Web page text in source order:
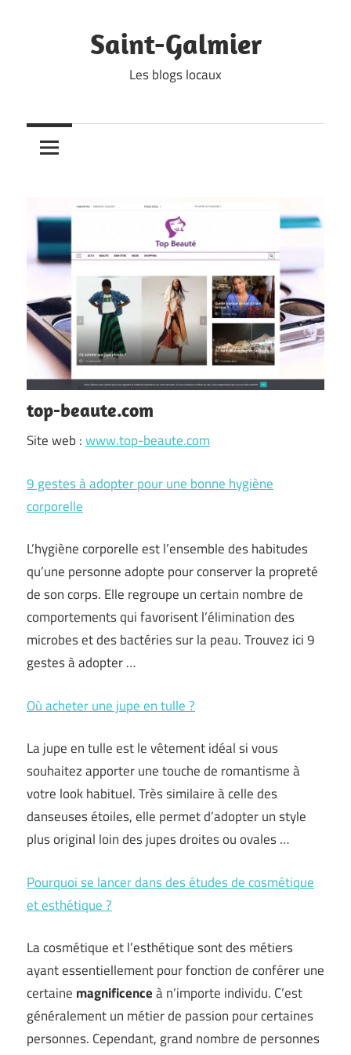
Saint-Galmier
Les blogs locaux
top-beaute.com
Site web :www.top-beaute.com
9 gestes à adopter pour une bonne hygiène
corporelle
L’hygiène corporelle est l’ensemble des habitudes
qu’une personne adopte pour conserver la propreté
de son corps. Elle regroupe un certain nombre de
comportements qui favorisent l’élimination des
microbes et des bactéries sur la peau. Trouvez ici 9
gestes à adopter …
Où acheter une jupe en tulle ?
La jupe en tulle est le vêtement idéal si vous
souhaitez apporter une touche de romantisme à
votre look habituel. Très similaire à celle des
danseuses étoiles, elle permet d’adopter un style
plus original loin des jupes droites ou ovales …
Pourquoi se lancer dans des études de cosmétique
et esthétique ?
La cosmétique et l’esthétique sont des métiers
ayant essentiellement pour fonction de conférer une
certaine magnificenceà n’importe individu. C’est
généralement un métier de passion pour certaines
personnes. Cependant, grand nombre de personnes